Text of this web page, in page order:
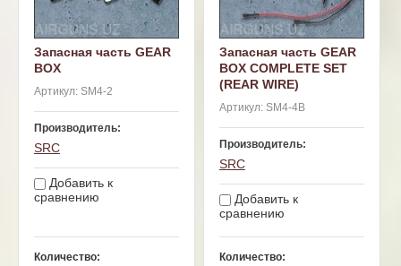
Запасная часть GEAR
BOX
Артикул: SM4-2
Производитель:
SRC
Добавить к
сравнению
Количество:
Запасная часть GEAR
BOX COMPLETE SET
(REAR WIRE)
Артикул:SM4-4B
Производитель:
SRC
Добавить к
сравнению
Количество: